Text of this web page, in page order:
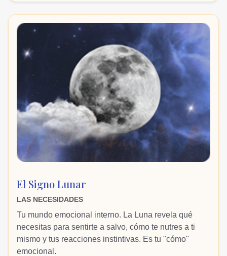
El Signo Lunar
LAS NECESIDADES
Tu mundo emocional interno. La Luna revela qué
necesitas para sentirte a salvo, cómo te nutres a ti
mismo y tus reacciones instintivas. Es tu "cómo"
emocional.